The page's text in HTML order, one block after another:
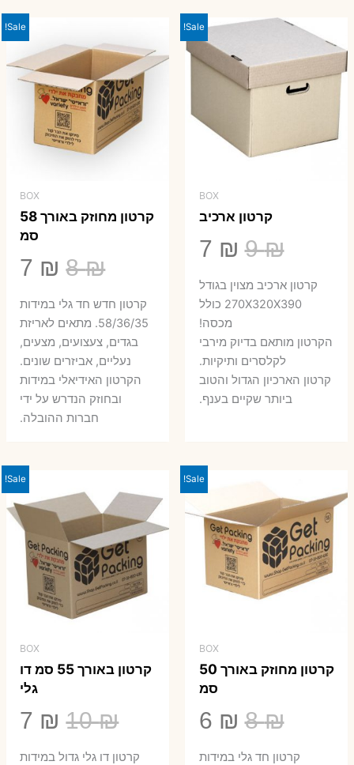
29 ₪.
23 ₪.
Sale!
BOX
קרטון ארכיב
9₪
המחיר
המקורי
היה:
9 ₪.
7 ₪
הנוכחי
הוא:
קרטון ארכיב מצוין בגודל
270X320X390 כולל
מכסה!
הקרטון מותאם בדיוק מירבי
לקלסרים ותיקיות.
קרטון הארכיון הגדול והטוב
ביותר שקיים בענף.
Sale!
BOX
קרטון מחוזק באורך 58
סמ
8₪
היה:
8 ₪.
7 ₪
7 ₪.
קרטון חדש חד גלי במידות
58/36/35. מתאים לאריזת
בגדים, צעצועים, מצעים,
נעליים, אביזרים שונים.
הקרטון האידיאלי במידות
ובחוזק הנדרש על ידי
חברות ההובלה.
Sale!
BOX
קרטון מחוזק באורך 50
סמ
8₪
המחיר
המקורי
6 ₪
הנוכחיקרטון חד גלי במידות
Sale!
BOX
קרטון באורך 55 סמ דו
גלי
10₪
7 ₪
קרטון דו גלי גדול במידות